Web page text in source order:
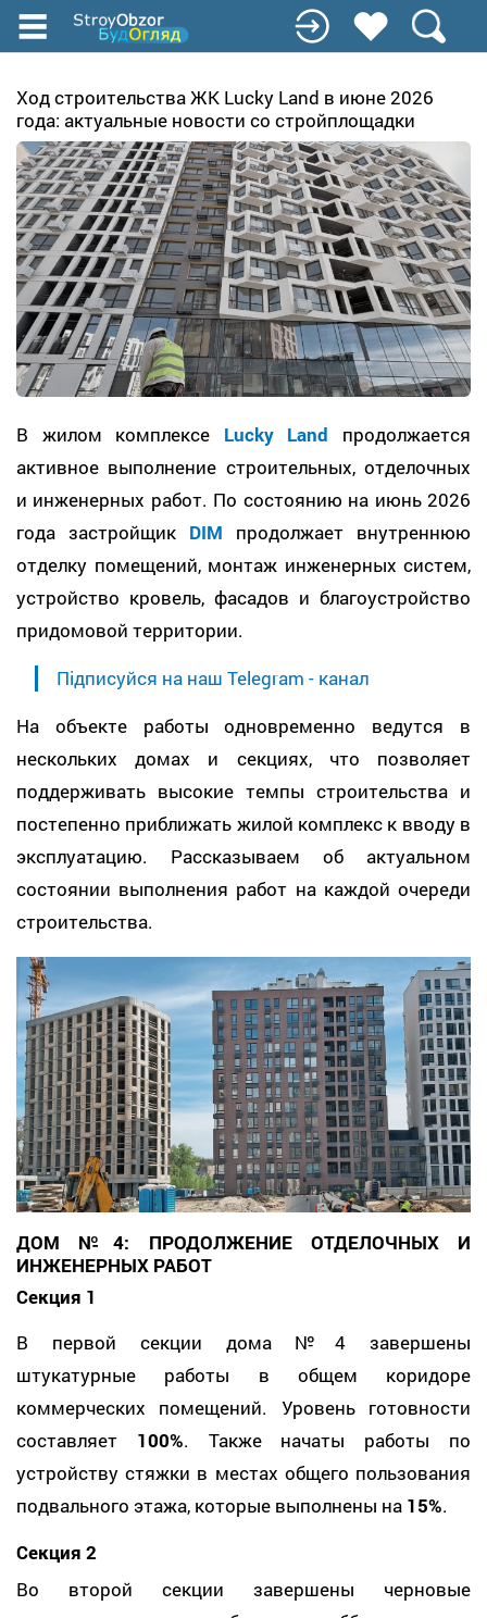
Перейти
содержанию
Ход строительства ЖК Lucky Land в июне 2026
года: актуальные новости со стройплощадки
В жилом комплексе Lucky Land продолжается
активное выполнение строительных, отделочных
и инженерных работ. По состоянию на июнь 2026
года застройщик DIM продолжает внутреннюю
отделку помещений, монтаж инженерных систем,
устройство кровель, фасадов и благоустройство
придомовой территории.
Підписуйся на наш Telegram - канал
На объекте работы одновременно ведутся в
нескольких домах и секциях, что позволяет
поддерживать высокие темпы строительства и
постепенно приближать жилой комплекс к вводу в
эксплуатацию. Рассказываем об актуальном
состоянии выполнения работ на каждой очереди
строительства.
ДОМ №4: ПРОДОЛЖЕНИЕ ОТДЕЛОЧНЫХ И
ИНЖЕНЕРНЫХ РАБОТ
Секция 1
В первой секции дома №4 завершены
штукатурные работы в общем коридоре
коммерческих помещений. Уровень готовности
составляет 100%. Также начаты работы по
устройству стяжки в местах общего пользования
подвального этажа, которые выполнены на 15%.
Секция 2
Во второй секции завершены черновые